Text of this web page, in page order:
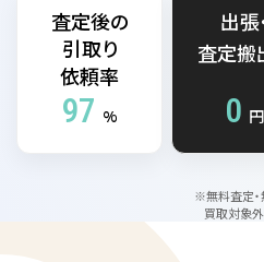
査定後の
引取り
依頼率
97 %
出張
査定搬
0 円
※無料査定・
買取対象